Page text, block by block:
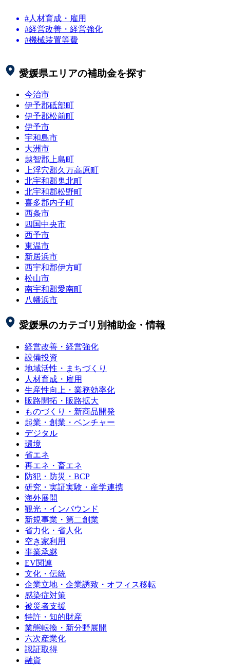
#人材育成・雇用
#経営改善・経営強化
#機械装置等費
愛媛県エリアの補助金を探す
今治市
伊予郡砥部町
伊予郡松前町
伊予市
宇和島市
大洲市
越智郡上島町
上浮穴郡久万高原町
北宇和郡鬼北町
北宇和郡松野町
喜多郡内子町
西条市
四国中央市
西予市
東温市
新居浜市
西宇和郡伊方町
松山市
南宇和郡愛南町
八幡浜市
愛媛県のカテゴリ別補助金・情報
経営改善・経営強化
設備投資
地域活性・まちづくり
人材育成・雇用
生産性向上・業務効率化
販路開拓・販路拡大
ものづくり・新商品開発
起業・創業・ベンチャー
デジタル
環境
省エネ
再エネ・畜エネ
防犯・防災・BCP
研究・実証実験・産学連携
海外展開
観光・インバウンド
新規事業・第二創業
省力化・省人化
空き家利用
事業承継
EV関連
文化・伝統
企業立地・企業誘致・オフィス移転
感染症対策
被災者支援
特許・知的財産
業態転換・新分野展開
六次産業化
認証取得
融資